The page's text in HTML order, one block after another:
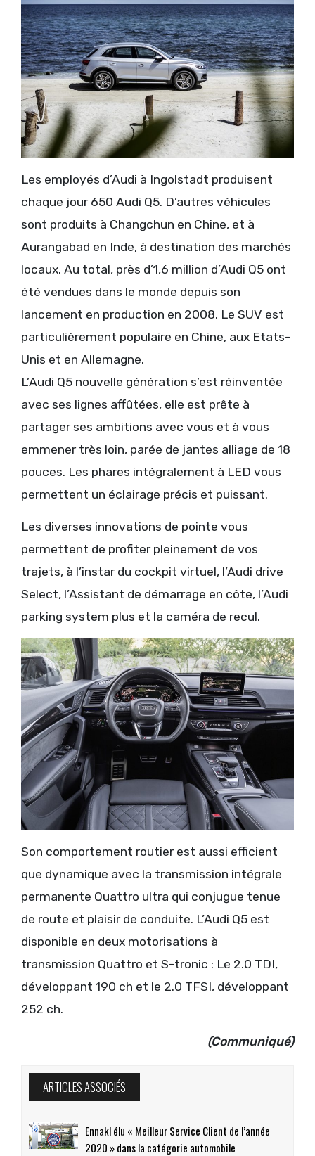
Les employés d’Audi à Ingolstadt produisent
chaque jour 650 Audi Q5. D’autres véhicules
sont produits à Changchun en Chine, et à
Aurangabad en Inde, à destination des marchés
locaux. Au total, près d’1,6 million d’Audi Q5 ont
été vendues dans le monde depuis son
lancement en production en 2008. Le SUV est
particulièrement populaire en Chine, aux Etats-
Unis et en Allemagne.
L’Audi Q5 nouvelle génération s’est réinventée
avec ses lignes affûtées, elle est prête à
partager ses ambitions avec vous et à vous
emmener très loin, parée de jantes alliage de 18
pouces. Les phares intégralement à LED vous
permettent un éclairage précis et puissant.
Les diverses innovations de pointe vous
permettent de profiter pleinement de vos
trajets, à l’instar du cockpit virtuel, l’Audi drive
Select, l’Assistant de démarrage en côte, l’Audi
parking system plus et la caméra de recul.
Son comportement routier est aussi efficient
que dynamique avec la transmission intégrale
permanente Quattro ultra qui conjugue tenue
de route et plaisir de conduite. L’Audi Q5 est
disponible en deux motorisations à
transmission Quattro et S-tronic : Le 2.0 TDI,
développant 190 ch et le 2.0 TFSI, développant
252 ch.
(Communiqué)
ARTICLES ASSOCIÉS
Ennakl élu « Meilleur Service Client de l’année
2020 » dans la catégorie automobile